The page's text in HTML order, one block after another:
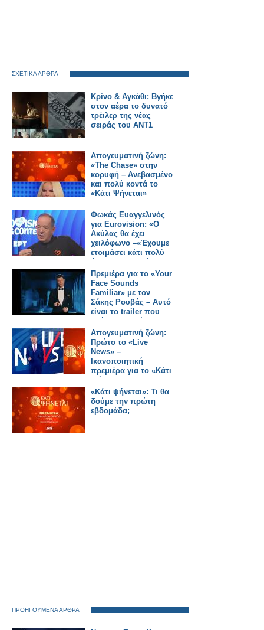
ΣΧΕΤΙΚΑ ΑΡΘΡΑ
Κρίνο & Αγκάθι: Βγήκε
στον αέρα το δυνατό
τρέιλερ της νέας
σειράς του ΑΝΤ1
Απογευματινή ζώνη:
«The Chase» στην
κορυφή – Ανεβασμένο
και πολύ κοντά το
«Κάτι Ψήνεται»
Φωκάς Ευαγγελινός
για Eurovision: «Ο
Ακύλας θα έχει
χειλόφωνο –«Έχουμε
ετοιμάσει κάτι πολύ
όμορφο – ο Ακύλας
είναι πανέτοιμος»
Πρεμιέρα για το «Your
Face Sounds
Familiar» με τον
Σάκης Ρουβάς – Αυτό
είναι το trailer που
βγήκε στον αέρα
Απογευματινή ζώνη:
Πρώτο το «Live
News» –
Ικανοποιητική
πρεμιέρα για το «Κάτι
Ψήνεται»
«Κάτι ψήνεται»: Τι θα
δούμε την πρώτη
εβδομάδα;
ΠΡΟΗΓΟΥΜΕΝΑ ΑΡΘΡΑ